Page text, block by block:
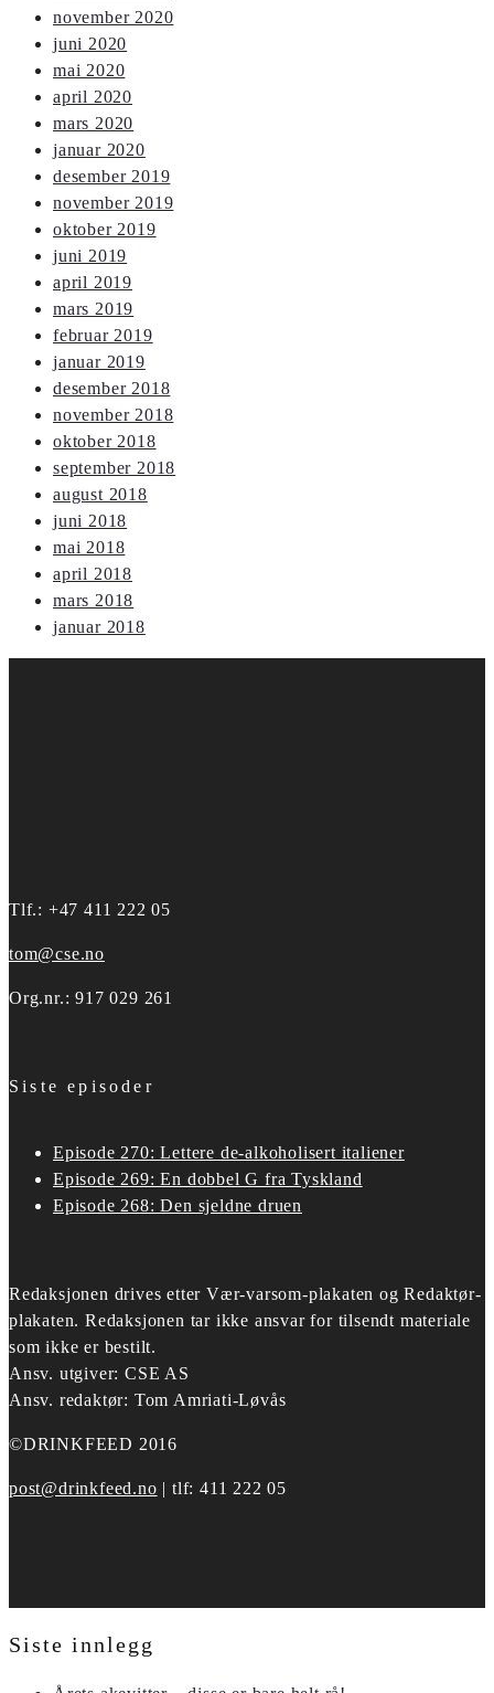
november 2020
juni 2020
mai 2020
april 2020
mars 2020
januar 2020
desember 2019
november 2019
oktober 2019
juni 2019
april 2019
mars 2019
februar 2019
januar 2019
desember 2018
november 2018
oktober 2018
september 2018
august 2018
juni 2018
mai 2018
april 2018
mars 2018
januar 2018
Tlf.: +47 411 222 05
tom@cse.no
Org.nr.: 917 029 261
Siste episoder
Episode 270: Lettere de-alkoholisert italiener
Episode 269: En dobbel G fra Tyskland
Episode 268: Den sjeldne druen
Redaksjonen drives etter Vær-varsom-plakaten og Redaktør-
plakaten. Redaksjonen tar ikke ansvar for tilsendt materiale
som ikke er bestilt.
Ansv. utgiver: CSE AS
Ansv. redaktør: Tom Amriati-Løvås
©DRINKFEED 2016
post@drinkfeed.no | tlf: 411 222 05
Siste innlegg